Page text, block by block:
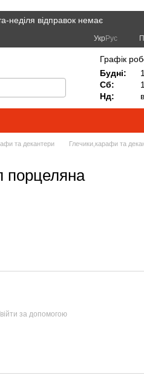
неділя відправок немає
Укр Рус
Графік
Будні:
Сб:
Нд:
та декантери
Глечики,карафи та
порцеляна
за допомогою